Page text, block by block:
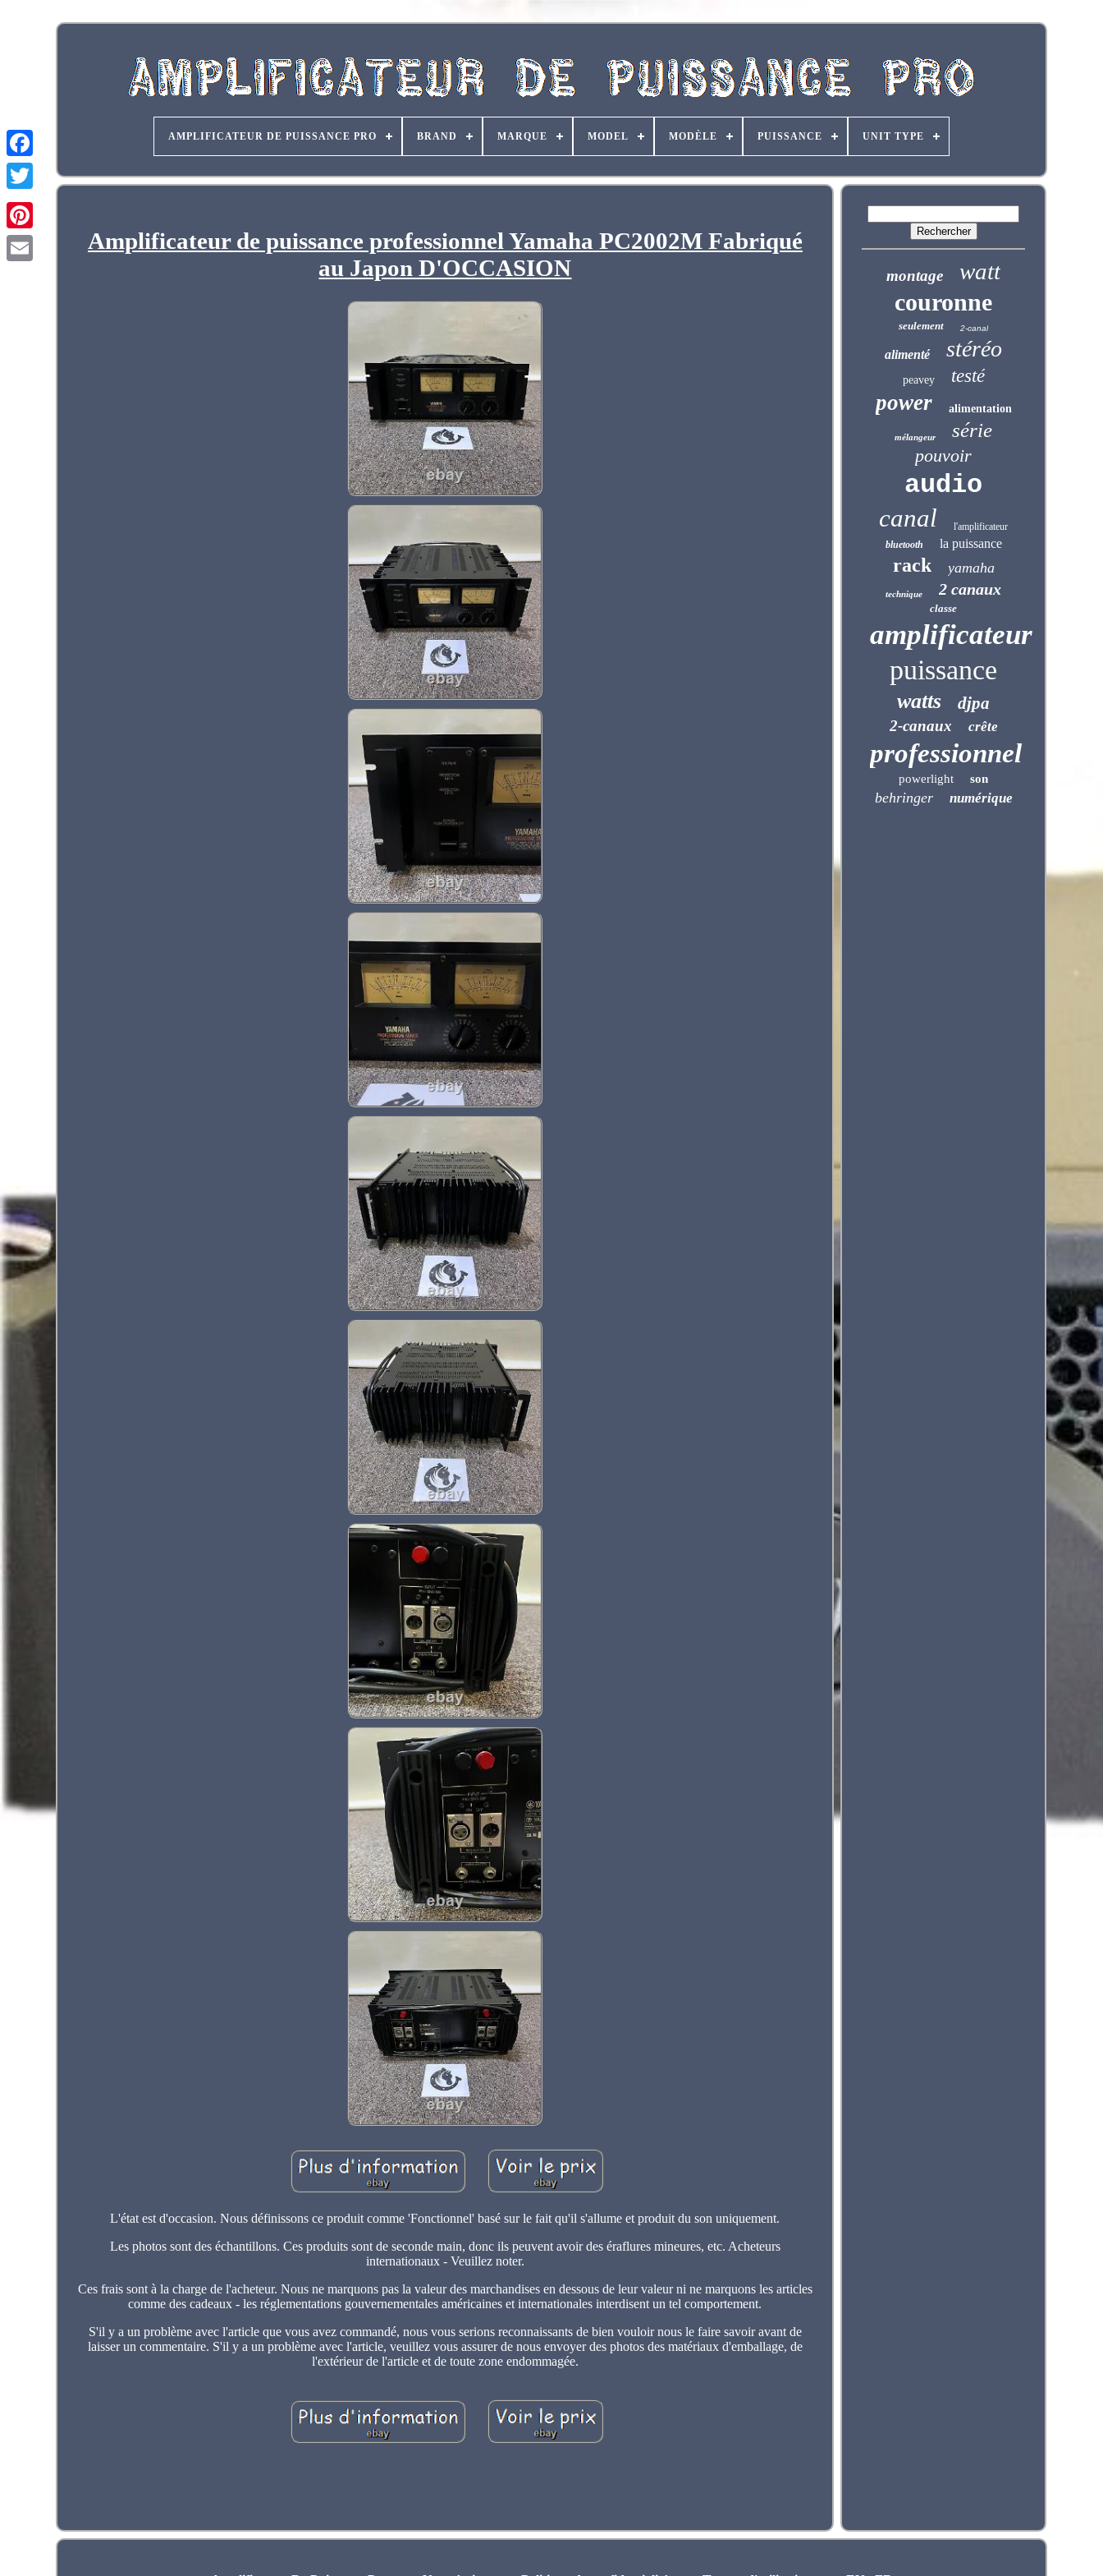
AMPLIFICATEUR DE PUISSANCE PRO BRAND MARQUE MODEL MODÈLE PUISSANCE UNIT TYPE
Amplificateur de puissance professionnel Yamaha PC2002M Fabriqué
au Japon D'OCCASION
L'état est d'occasion. Nous définissons ce produit comme 'Fonctionnel' basé sur le fait qu'il s'allume et produit du son uniquement.
Les photos sont des échantillons. Ces produits sont de seconde main, donc ils peuvent avoir des éraflures mineures, etc. Acheteurs
internationaux - Veuillez noter.
Ces frais sont à la charge de l'acheteur. Nous ne marquons pas la valeur des marchandises en dessous de leur valeur ni ne marquons les articles
comme des cadeaux - les réglementations gouvernementales américaines et internationales interdisent un tel comportement.
S'il y a un problème avec l'article que vous avez commandé, nous vous serions reconnaissants de bien vouloir nous le faire savoir avant de
laisser un commentaire. S'il y a un problème avec l'article, veuillez vous assurer de nous envoyer des photos des matériaux d'emballage, de
l'extérieur de l'article et de toute zone endommagée.
montage watt
couronne
seulement 2-canal
alimenté stéréo
peavey testé
power alimentation
mélangeur série
pouvoir
audio
canal
l'amplificateur
bluetooth
la puissance
rack yamaha
technique 2 canaux
classe
amplificateur
puissance
watts djpa
2-canaux crête
professionnel
powerlight son
behringer numérique